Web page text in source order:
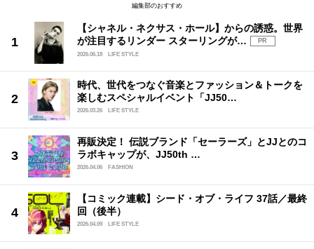
編集部のおすすめ
【シャネル・ネクサス・ホール】からの誘惑。世界
が注目するリンダー スターリングが…
PR
2026.06.18
LIFE STYLE
時代、世代をつなぐ音楽とファッション＆トークを
楽しむスペシャルイベント「JJ50…
2026.03.26 LIFE STYLE
再販決定！ 伝説ブランド「セーラーズ」とJJとのコ
ラボキャップが、JJ50th …
2026.04.06 FASHION
【コミック連載】シード・オブ・ライフ 37話／最終
回（後半）
2026.04.09 LIFE STYLE